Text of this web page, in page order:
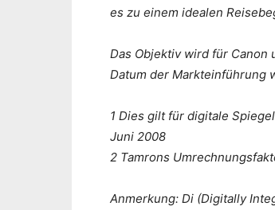
es zu einem idealen
Das Objektiv wird für Canon
Datum der Markteinführung
1 Dies gilt für digitale
Juni 2008
2 Tamrons
Anmerkung: Di (Digitally